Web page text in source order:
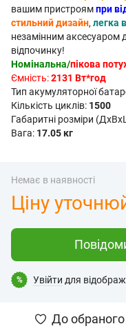
вашим пристроямпри
стильний дизайн, легка
незамінним аксесуаром
відпочинку!
Номінальна/пікова
Ємність:2131 Вт*год
Тип акумуляторної
Кількість циклів: 1500
Габаритні розміри
Вага: 17.05 кг
Немає в наявності
Ціну
% Увійти для
До обраного